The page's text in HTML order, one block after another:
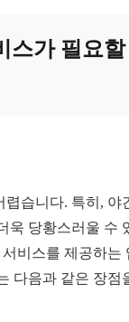
스가 필요할
렵습니다. 특히, 야
욱 당황스러울 수
비스를 제공하는
다음과 같은 장점